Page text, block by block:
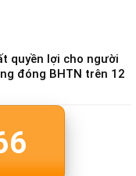
quyền lợi cho người
đóng BHTN trên 12